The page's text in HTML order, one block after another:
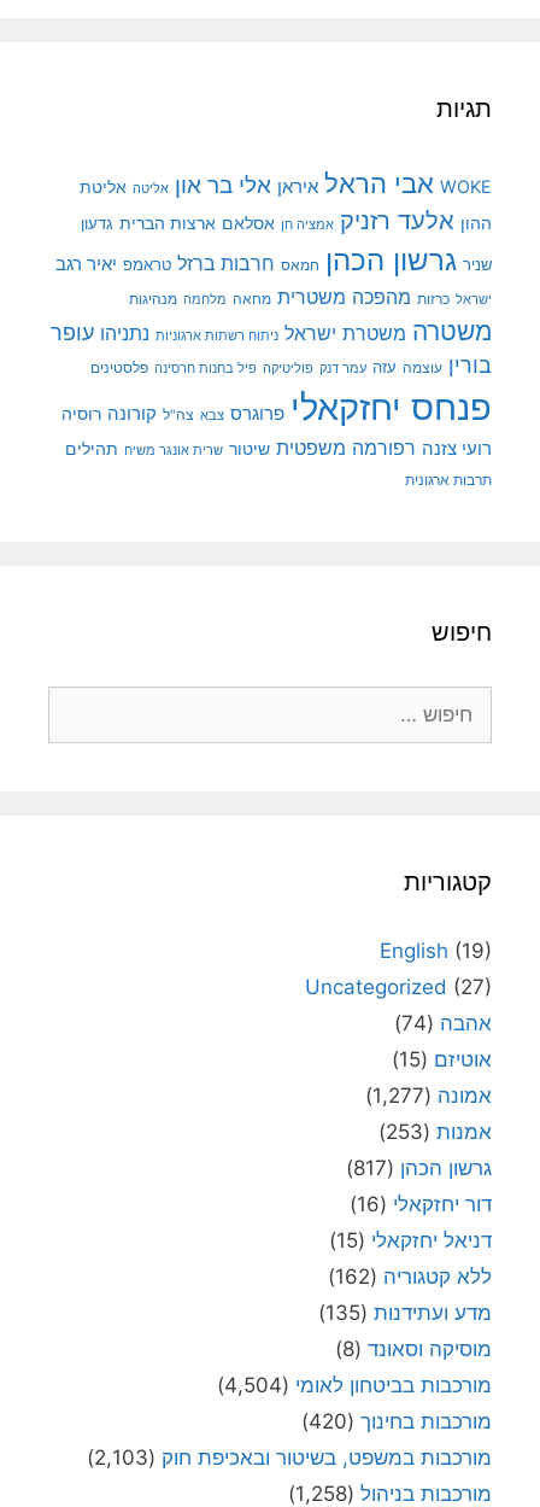
תגיות
WOKE אבי הראל איראן אלי בר און אליטה אליטת
ההון אלעד רזניק אמציה חן אסלאם ארצות הברית גדעון
שניר גרשון הכהן חמאס חרבות ברזל טראמפ יאיר רגב
ישראל כרזות מהפכה משטרית מחאה מלחמה מנהיגות
משטרה משטרת ישראל ניתוח רשתות ארגוניות נתניהו עופר
בורין עוצמה עזה עמר דנק פוליטיקה פיל בחנות חרסינה פלסטינים
פנחס יחזקאלי פרוגרס צבא צה"ל קורונה רוסיה
רועי צזנה רפורמה משפטית שיטור שרית אונגר משיח תהילים
תרבות ארגונית
חיפוש
קטגוריות
English (19)
Uncategorized (27)
אהבה (74)
אוטיזם (15)
אמונה (1,277)
אמנות (253)
גרשון הכהן (817)
דור יחזקאלי (16)
דניאל יחזקאלי (15)
ללא קטגוריה (162)
מדע ועתידנות (135)
מוסיקה וסאונד (8)
מורכבות בביטחון לאומי (4,504)
מורכבות בחינוך (420)
מורכבות במשפט, בשיטור ובאכיפת חוק (2,103)
מורכבות בניהול (1,258)